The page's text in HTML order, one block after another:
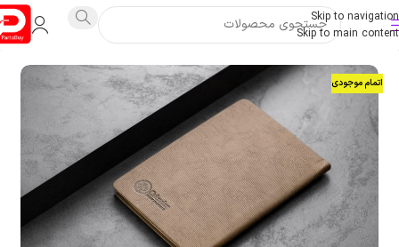
Skip to navigation
Skip to main content
اتمام موجودی